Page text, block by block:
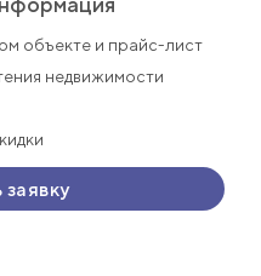
объекте и прайс-лист
недвижимости